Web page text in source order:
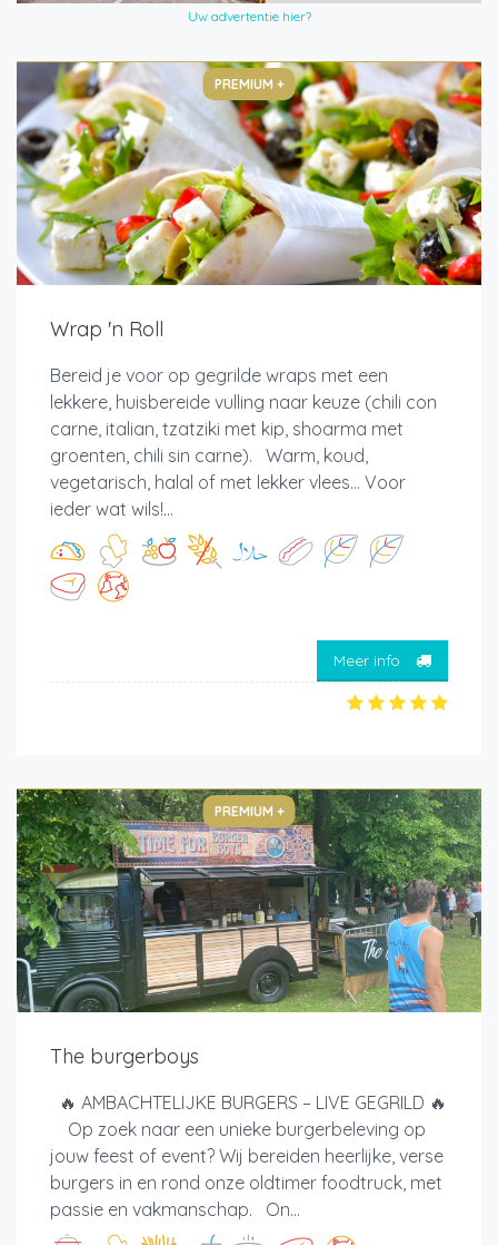
Uw advertentie hier?
PREMIUM +
Wrap 'n Roll
Bereid je voor op gegrilde wraps met een
lekkere, huisbereide vulling naar keuze (chili con
carne, italian, tzatziki met kip, shoarma met
groenten, chili sin carne). Warm, koud,
vegetarisch, halal of met lekker vlees... Voor
ieder wat wils!...
Meer info
PREMIUM +
The burgerboys
🔥 AMBACHTELIJKE BURGERS – LIVE GEGRILD 🔥
Op zoek naar een unieke burgerbeleving op
jouw feest of event? Wij bereiden heerlijke, verse
burgers in en rond onze oldtimer foodtruck, met
passie en vakmanschap. On...